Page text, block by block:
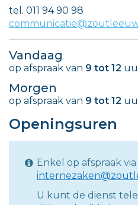
tel. 011 94 90 98
E-
Vandaag
op afspraak van 9 tot 12
Morgen
op afspraak van 9 tot 12
Openingsuren
Enkel op afspraak
U kunt de dienst